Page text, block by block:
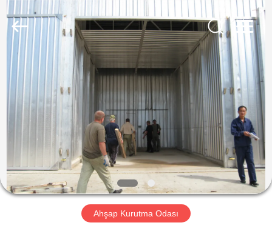
ANA
SAYFA
ÜRÜNLER
HAKKIMIZDA
FABRIKA
Drying
Equipment
Co.,
Ltd..
Rights
Reserved.
Ahşap Kurutma Odası